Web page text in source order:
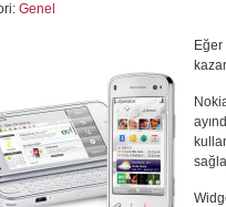
Genel